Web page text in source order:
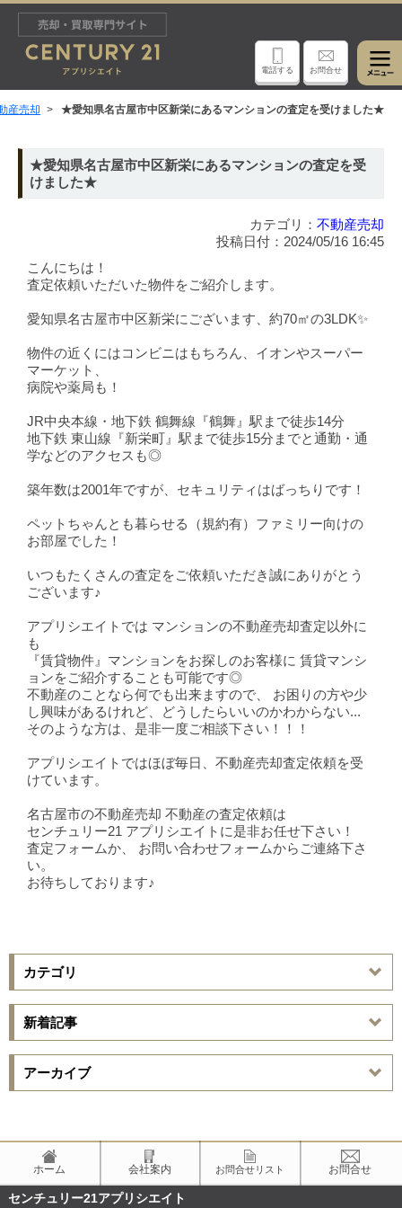
電話する お問合せ
産売却 ★愛知県名古屋市中区新栄にあるマンションの査定を受けました★
★愛知県名古屋市中区新栄にあるマンションの査定を受
けました★
カテゴリ： 不動産売却
投稿日付：2024/05/16 16:45
こんにちは！
査定依頼いただいた物件をご紹介します。
愛知県名古屋市中区新栄にございます、約70㎡の3LDK✨
物件の近くにはコンビニはもちろん、イオンやスーパー
マーケット、
病院や薬局も！
JR中央本線・地下鉄 鶴舞線『鶴舞』駅まで徒歩14分
地下鉄 東山線『新栄町』駅まで徒歩15分までと通勤・通
学などのアクセスも◎
築年数は2001年ですが、セキュリティはばっちりです！
ペットちゃんとも暮らせる（規約有）ファミリー向けの
お部屋でした！
いつもたくさんの査定をご依頼いただき誠にありがとう
ございます♪
アプリシエイトでは マンションの不動産売却査定以外に
も
『賃貸物件』マンションをお探しのお客様に 賃貸マンシ
ョンをご紹介することも可能です◎
不動産のことなら何でも出来ますので、 お困りの方や少
し興味があるけれど、どうしたらいいのかわからない...
そのような方は、是非一度ご相談下さい！！！
アプリシエイトではほぼ毎日、不動産売却査定依頼を受
けています。
名古屋市の不動産売却 不動産の査定依頼は
センチュリー21 アプリシエイトに是非お任せ下さい！
査定フォームか、 お問い合わせフォームからご連絡下さ
い。
お待ちしております♪
カテゴリ
新着記事
アーカイブ
ホーム 会社案内 お問合せリスト お問合せ
センチュリー21アプリシエイト